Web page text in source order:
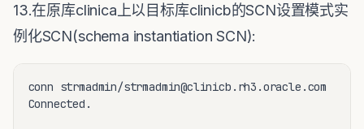
13.在原库clinica上以目标库clinicb的SCN设置模式实
例化SCN(schema instantiation SCN):
conn strmadmin/strmadmin@clinicb.rh3.oracle.com
Connected.